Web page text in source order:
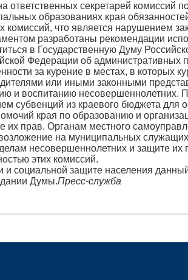
секретарей комиссий
образованиях края
комиссий, что является нарушением
разработаны рекомендации
в Государственную Думу
Федерации об административных
за курение в местах, в которых
или иными законными
и воспитанию несовершеннолетних.
субвенций из краевого бюджета для
края по образованию и
их прав. Органам местного
возложение на муниципальных
несовершеннолетних и защите их
этих комиссий.
и социальной защите населения
Думы.Пресс-служба